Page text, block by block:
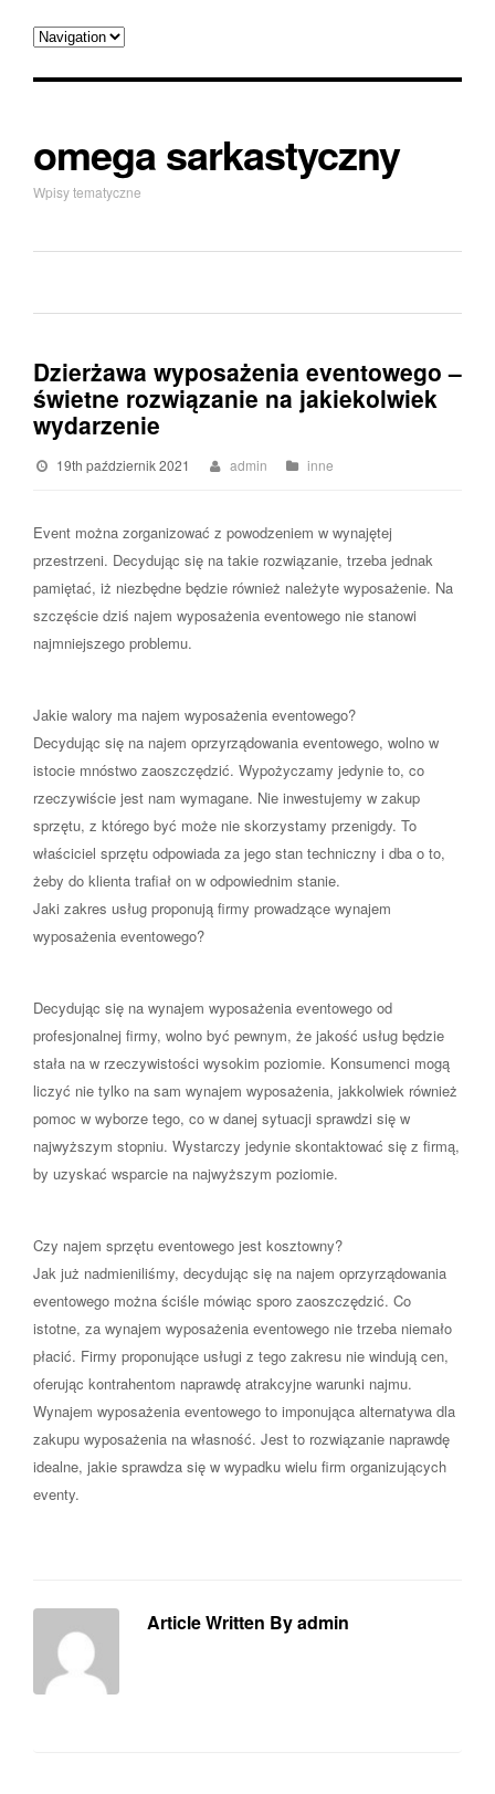
omega sarkastyczny
Wpisy tematyczne
Dzierżawa wyposażenia eventowego –
świetne rozwiązanie na jakiekolwiek
wydarzenie
19th październik 2021 admin inne
Event można zorganizować z powodzeniem w wynajętej
przestrzeni. Decydując się na takie rozwiązanie, trzeba jednak
pamiętać, iż niezbędne będzie również należyte wyposażenie. Na
szczęście dziś najem wyposażenia eventowego nie stanowi
najmniejszego problemu.
Jakie walory ma najem wyposażenia eventowego?
Decydując się na najem oprzyrządowania eventowego, wolno w
istocie mnóstwo zaoszczędzić. Wypożyczamy jedynie to, co
rzeczywiście jest nam wymagane. Nie inwestujemy w zakup
sprzętu, z którego być może nie skorzystamy przenigdy. To
właściciel sprzętu odpowiada za jego stan techniczny i dba o to,
żeby do klienta trafiał on w odpowiednim stanie.
Jaki zakres usług proponują firmy prowadzące wynajem
wyposażenia eventowego?
Decydując się na wynajem wyposażenia eventowego od
profesjonalnej firmy, wolno być pewnym, że jakość usług będzie
stała na w rzeczywistości wysokim poziomie. Konsumenci mogą
liczyć nie tylko na sam wynajem wyposażenia, jakkolwiek również
pomoc w wyborze tego, co w danej sytuacji sprawdzi się w
najwyższym stopniu. Wystarczy jedynie skontaktować się z firmą,
by uzyskać wsparcie na najwyższym poziomie.
Czy najem sprzętu eventowego jest kosztowny?
Jak już nadmieniliśmy, decydując się na najem oprzyrządowania
eventowego można ściśle mówiąc sporo zaoszczędzić. Co
istotne, za wynajem wyposażenia eventowego nie trzeba niemało
płacić. Firmy proponujące usługi z tego zakresu nie windują cen,
oferując kontrahentom naprawdę atrakcyjne warunki najmu.
Wynajem wyposażenia eventowego to imponująca alternatywa dla
zakupu wyposażenia na własność. Jest to rozwiązanie naprawdę
idealne, jakie sprawdza się w wypadku wielu firm organizujących
eventy.
Article Written By admin